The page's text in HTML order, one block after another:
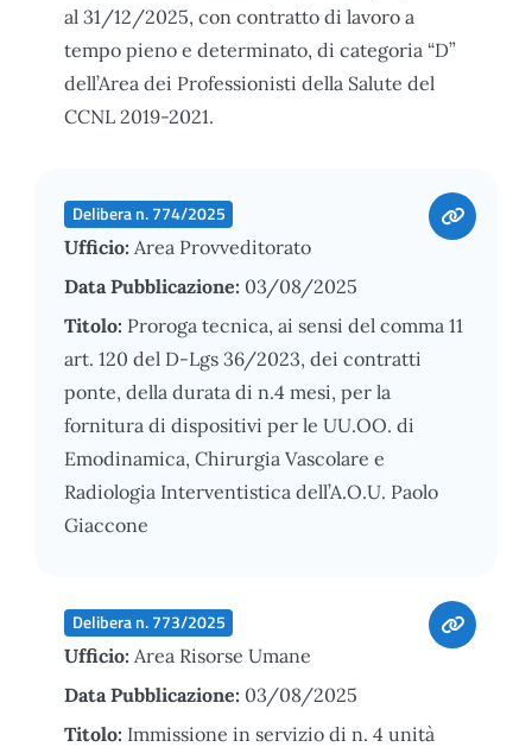
al 31/12/2025, con contratto di lavoro a
tempo pieno e determinato, di categoria “D”
dell’Area dei Professionisti della Salute del
CCNL 2019-2021.
Delibera n. 774/2025
Ufficio: Area Provveditorato
Data Pubblicazione: 03/08/2025
Titolo: Proroga tecnica, ai sensi del comma 11
art. 120 del D-Lgs 36/2023, dei contratti
ponte, della durata di n.4 mesi, per la
fornitura di dispositivi per le UU.OO. di
Emodinamica, Chirurgia Vascolare e
Radiologia Interventistica dell’A.O.U. Paolo
Giaccone
Delibera n. 773/2025
Ufficio: Area Risorse Umane
Data Pubblicazione: 03/08/2025
Titolo: Immissione in servizio di n. 4 unità